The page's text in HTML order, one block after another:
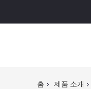
홈 제품 소개